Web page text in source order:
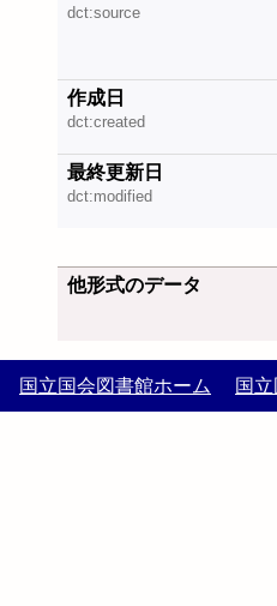
dct:source
作成日
dct:created
最終更新日
dct:modified
他形式のデータ
国立国会図書館ホーム 国